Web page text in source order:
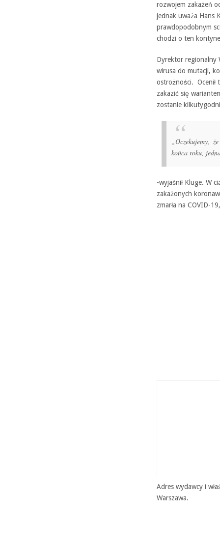
rozwojem zakażeń
jednak uważa Hans
prawdopodobnym
chodzi o ten
Dyrektor regionalny
wirusa do mutacji,
ostrożności. Ocenił
zakazić się
zostanie
„Oczekujemy,
końca roku,
-wyjaśnił Kluge. W
zakażonych
zmarła na COVID-
Adres wydawcy i
Warszawa.